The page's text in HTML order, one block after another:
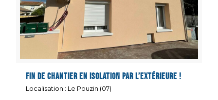
Fin de chantier en isolation par l’extérieure !
Localisation : Le Pouzin (07)